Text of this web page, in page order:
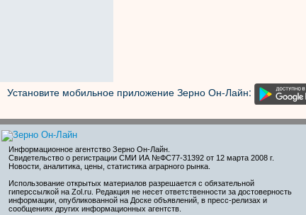
Установите мобильное приложение Зерно Он-Лайн:
Информационное агентство Зерно Он-Лайн
Свидетельство о регистрации СМИ ИА №ФС77-31392 от 12 марта 2008 г.
Новости, аналитика, цены, статистика аграрного рынка.
Использование открытых материалов разрешается с обязательной
гиперссылкой на Zol.ru. Редакция не несет ответственности за достоверность
информации, опубликованной на Доске объявлений, в пресс-релизах и
сообщениях других информационных агентств.